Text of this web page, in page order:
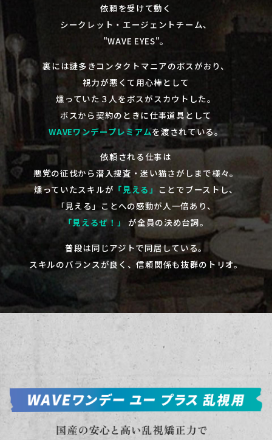
依頼を受けて動く
シークレット・エージェントチーム、
"WAVE EYES"。
裏には謎多きコンタクトマニアのボスがおり、
視力が悪くて用心棒として
燻っていた３人をボスがスカウトした。
ボスから契約のときに仕事道具として
WAVEワンデープレミアムを渡されている。
依頼される仕事は
悪党の征伐から潜入捜査・迷い猫さがしまで様々。
燻っていたスキルが 「見える」 ことでブーストし、
「見える」ことへの感動が人一倍あり、
「見えるぜ！」
が全員の決め台詞。
普段は同じアジトで同居している。
スキルのバランスが良く、信頼関係も抜群のトリオ。